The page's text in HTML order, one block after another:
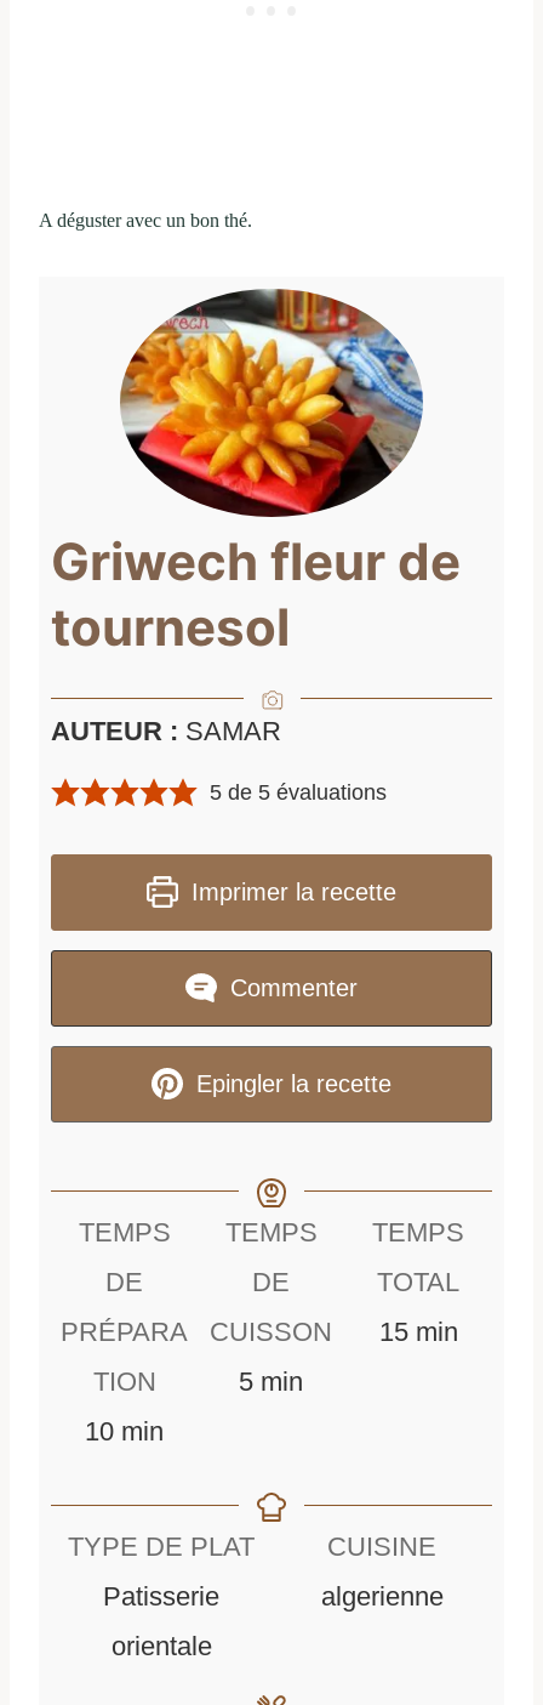
A déguster avec un bon thé.
Griwech fleur de
tournesol
AUTEUR : SAMAR
5 de 5 évaluations
Imprimer la recette
Commenter
Epingler la recette
TEMPS
DE
PRÉPARA
TION
10mmin
TEMPS
DE
CUISSON
5m
u
min
TEMPS
TOTAL
15mmin
TYPE DE PLAT
Patisserie
orientale
CUISINE
algerienne